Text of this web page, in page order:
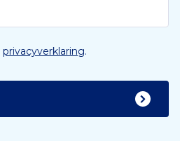
privacyverklaring.